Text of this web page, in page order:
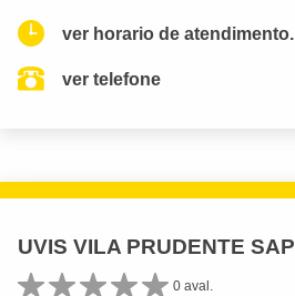
ver horario de atendimento.
ver telefone
UVIS VILA PRUDENTE
0 aval.